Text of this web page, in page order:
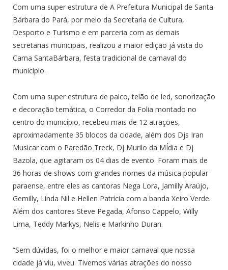
Com uma super estrutura de A Prefeitura Municipal de Santa
Bárbara do Pará, por meio da Secretaria de Cultura,
Desporto e Turismo e em parceria com as demais
secretarias municipais, realizou a maior edição já vista do
Carna SantaBárbara, festa tradicional de carnaval do
município.
Com uma super estrutura de palco, telão de led, sonorização
e decoração temática, o Corredor da Folia montado no
centro do município, recebeu mais de 12 atrações,
aproximadamente 35 blocos da cidade, além dos Djs Iran
Musicar com o Paredão Treck, Dj Murilo da MÍdia e Dj
Bazola, que agitaram os 04 dias de evento. Foram mais de
36 horas de shows com grandes nomes da música popular
paraense, entre eles as cantoras Nega Lora, Jamilly Araújo,
Gemilly, Linda Nil e Hellen Patrícia com a banda Xeiro Verde.
Além dos cantores Steve Pegada, Afonso Cappelo, Willy
Lima, Teddy Markys, Nelis e Markinho Duran.
“Sem dúvidas, foi o melhor e maior carnaval que nossa
cidade já viu, viveu. Tivemos várias atrações do nosso